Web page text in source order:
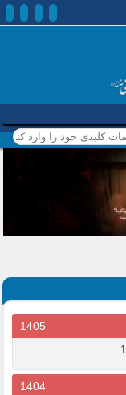
کلمات کلیدی خود را وارد
کنید
1405
1404